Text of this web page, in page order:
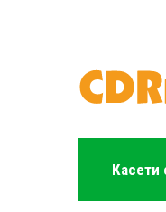
Касети